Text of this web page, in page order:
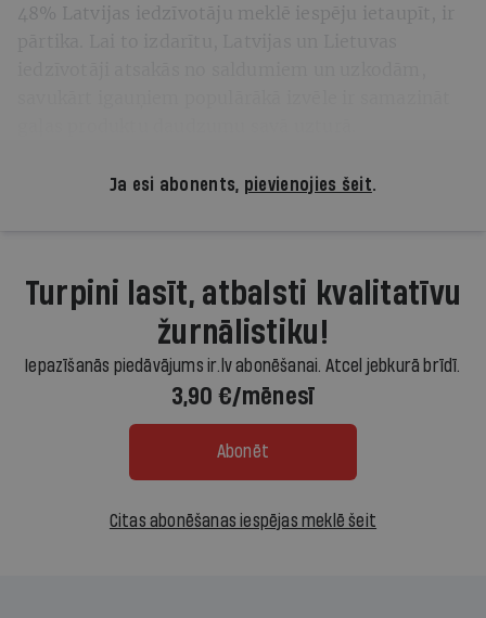
48% Latvijas iedzīvotāju meklē iespēju ietaupīt, ir
Ja esi abonents, pievienojies šeit.
Turpini lasīt, atbalsti kvalitatīvu
žurnālistiku!
Iepazīšanās piedāvājums ir.lv abonēšanai. Atcel jebkurā brīdī.
3,90 €/mēnesī
Abonēt
Citas abonēšanas iespējas meklē šeit